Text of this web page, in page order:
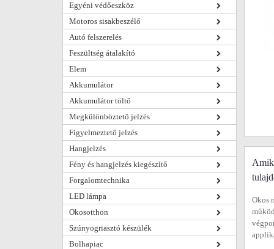
Egyéni védőeszköz
Motoros sisakbeszélő
Autó felszerelés
Feszültség átalakító
Elem
Akkumulátor
Akkumulátor töltő
Megkülönböztető jelzés
Figyelmeztető jelzés
Hangjelzés
Fény és hangjelzés kiegészítő
Forgalomtechnika
LED lámpa
Okosotthon
Szúnyogriasztó készülék
Bolhapiac
Okos